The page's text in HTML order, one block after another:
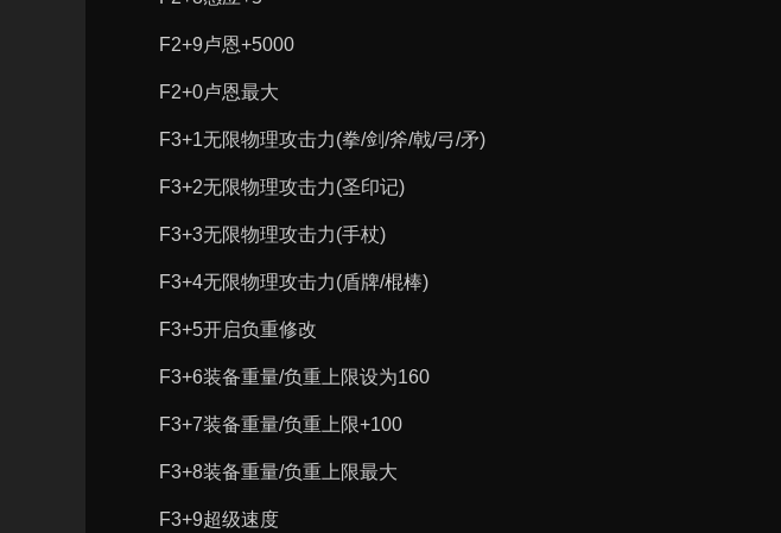
F2+9卢恩+5000
F2+0卢恩最大
F3+1无限物理攻击力(拳/剑/斧/戟/弓/矛)
F3+2无限物理攻击力(圣印记)
F3+3无限物理攻击力(手杖)
F3+4无限物理攻击力(盾牌/棍棒)
F3+5开启负重修改
F3+6装备重量/负重上限设为160
F3+7装备重量/负重上限+100
F3+8装备重量/负重上限最大
F3+9超级速度